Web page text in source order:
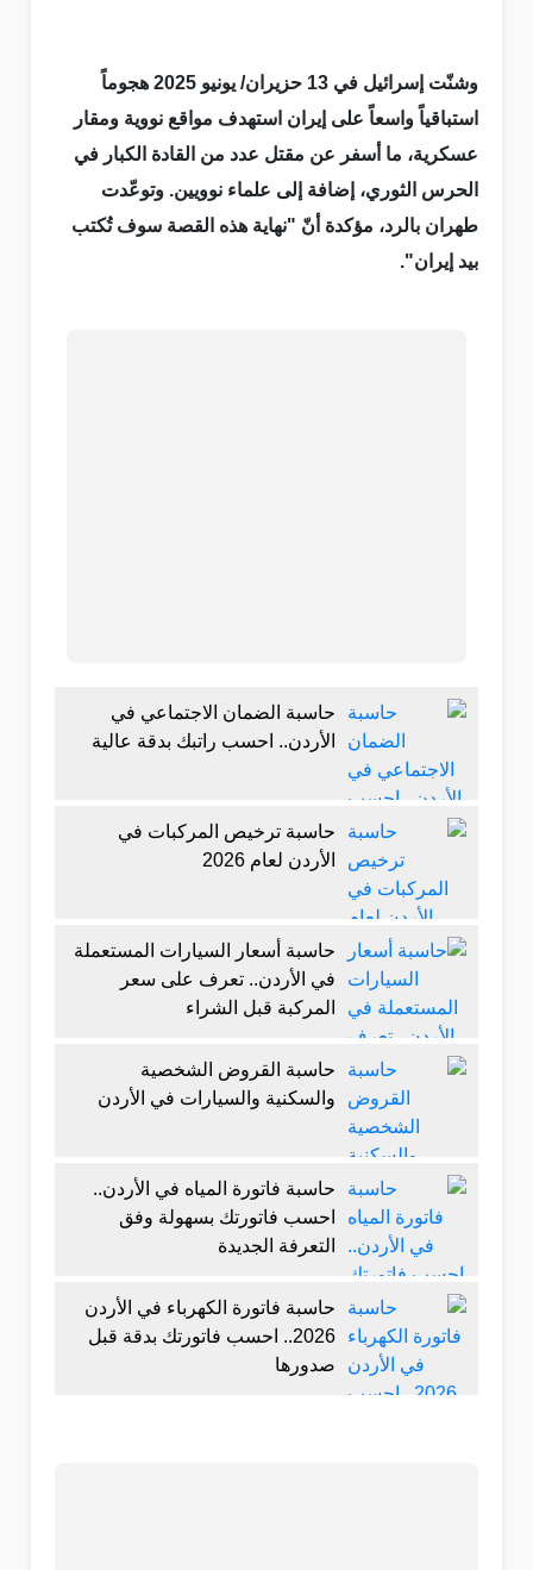
وشنّت إسرائيل في 13 حزيران/ يونيو 2025 هجوماً
استباقياً واسعاً على إيران استهدف مواقع نووية ومقار
عسكرية، ما أسفر عن مقتل عدد من القادة الكبار في
الحرس الثوري، إضافة إلى علماء نوويين. وتوعّدت
طهران بالرد، مؤكدة أنّ "نهاية هذه القصة سوف تُكتب
بيد إيران".
حاسبة الضمان الاجتماعي في
الأردن.. احسب راتبك بدقة عالية
حاسبة ترخيص المركبات في
الأردن لعام 2026
حاسبة أسعار السيارات المستعملة
في الأردن.. تعرف على سعر
المركبة قبل الشراء
حاسبة القروض الشخصية
والسكنية والسيارات في الأردن
حاسبة فاتورة المياه في الأردن..
احسب فاتورتك بسهولة وفق
التعرفة الجديدة
حاسبة فاتورة الكهرباء في الأردن
2026.. احسب فاتورتك بدقة قبل
صدورها